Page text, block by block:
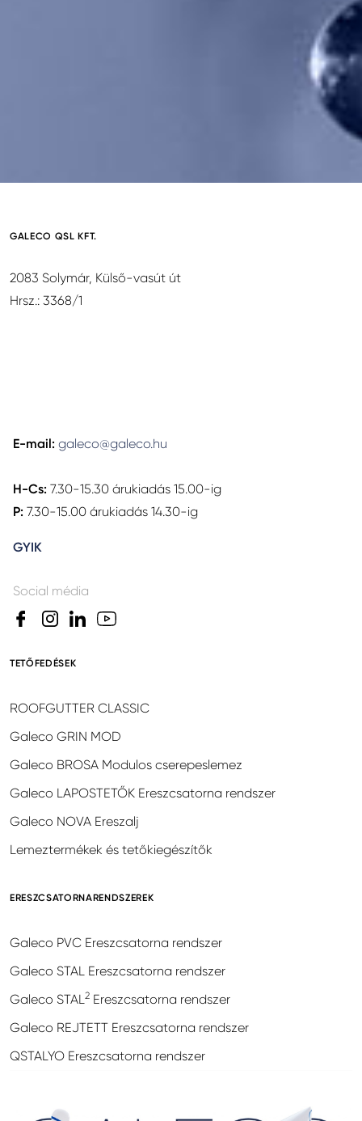
GALECO QSL KFT.
2083 Solymár, Külső-vasút út
Hrsz.: 3368/1
E-mail: galeco@galeco.hu
H-Cs: 7.30-15.30 árukiadás 15.00-ig
P: 7.30-15.00 árukiadás 14.30-ig
GYIK
Social média
TETŐFEDÉSEK
ROOFGUTTER CLASSIC
Galeco GRIN MOD
Galeco BROSA Modulos cserepeslemez
Galeco LAPOSTETŐK Ereszcsatorna rendszer
Galeco NOVA Ereszalj
Lemeztermékek és tetőkiegészítők
ERESZCSATORNARENDSZEREK
Galeco PVC Ereszcsatorna rendszer
Galeco STAL Ereszcsatorna rendszer
Galeco STAL2 Ereszcsatorna rendszer
Galeco REJTETT Ereszcsatorna rendszer
QSTALYO Ereszcsatorna rendszer